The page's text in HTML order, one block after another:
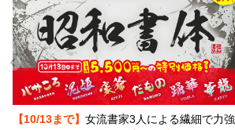
価格帯
〜
リセット
【10/13まで】 女流書家3人による繊細で力強